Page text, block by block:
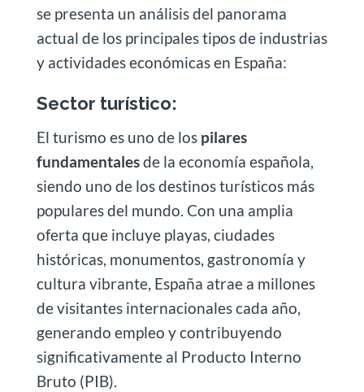
se presenta un análisis del panorama
actual de los principales tipos de industrias
y actividades económicas en España:
Sector turístico:
El turismo es uno de los pilares
fundamentalesde la economía española,
siendo uno de los destinos turísticos más
populares del mundo. Con una amplia
oferta que incluye playas, ciudades
históricas, monumentos, gastronomía y
cultura vibrante, España atrae a millones
de visitantes internacionales cada año,
generando empleo y contribuyendo
significativamente al Producto Interno
Bruto (PIB).